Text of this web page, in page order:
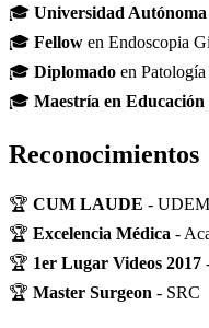
🎓 Universidad
🎓 Fellow en Endoscopia
🎓 Diplomado en
🎓 Maestría en Educación
Reconocimientos
🏆 CUM LAUDE - UDEM
🏆 Excelencia Médica -
🏆 1er Lugar Videos 2017
🏆 Master Surgeon - SRC